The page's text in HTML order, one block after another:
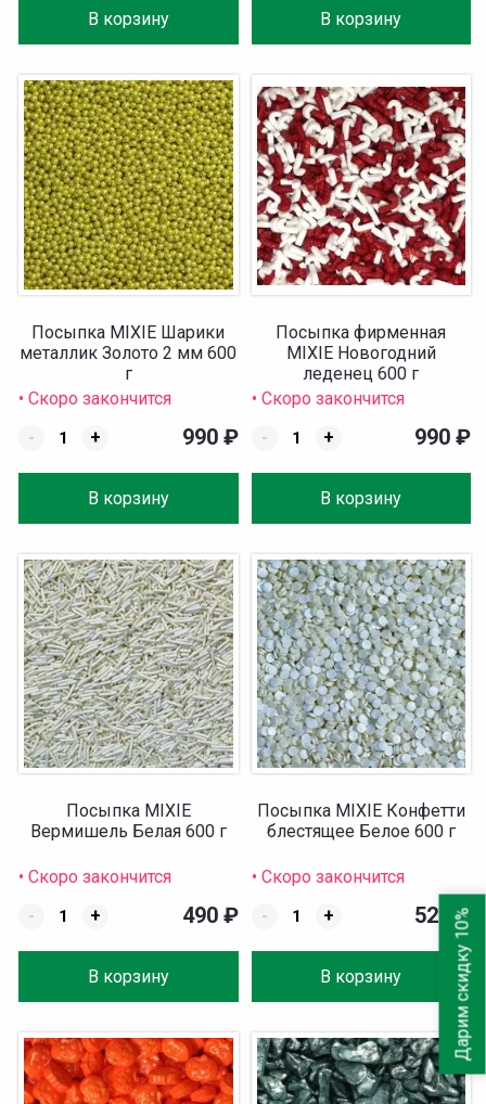
В корзину В корзину
Посыпка MIXIE Шарики
металлик Золото 2 мм 600
г
• Скоро закончится
-
+
В корзину
990 ₽
Посыпка фирменная
MIXIE Новогодний
леденец 600 г
• Скоро закончится
-
+
В корзину
990 ₽
Посыпка MIXIE
Вермишель Белая 600 г
• Скоро закончится
-
+
В корзину
490 ₽
Посыпка MIXIE Конфетти
блестящее Белое 600 г
• Скоро закончится
-
+
В корзину
520₽
Дарим скидку 10%